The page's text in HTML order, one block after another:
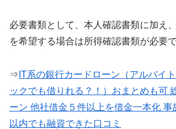
必要書類として、本人確認書類に加え
を希望する場合は所得確認書類が必要で
⇒ IT系の銀行カードローン（アルバイ
ックでも借りれる？！）おまとめも可
ーン 他社借金５件以上を借金一本化
以内でも融資できた口コミ